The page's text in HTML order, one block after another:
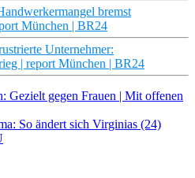
bremst
München | BR24
Unternehmer:
| report München | BR24
Gezielt gegen Frauen | Mit offenen
So ändert sich Virginias (24)